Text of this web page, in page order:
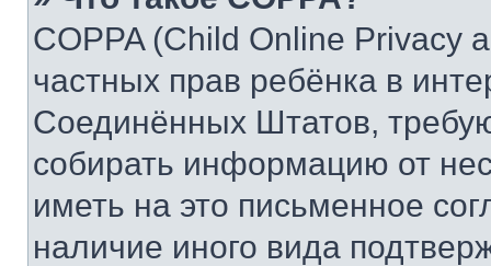
COPPA (Child Online Privacy
частных прав ребёнка в
Соединённых Штатов,
собирать информацию от
иметь на это письменное
наличие иного вида